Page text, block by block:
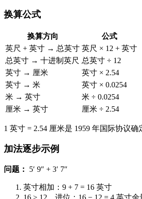
换算公式
换算方向
公式
英尺 + 英寸 → 总英寸 英尺 × 12 + 英寸
总英寸 → 十进制英尺 总英寸 ÷ 12
英寸 → 厘米
英寸 × 2.54
英寸 → 米
英寸 × 0.0254
米 → 英寸
米 ÷ 0.0254
厘米 → 英寸
厘米 ÷ 2.54
1 英寸 = 2.54 厘米是 1959 年国际协议确
加法逐步示例
问题： 5′ 9″ + 3′ 7″
英寸相加：9 + 7 = 16 英寸